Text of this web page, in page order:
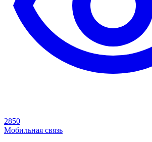
2850
Мобильная связь